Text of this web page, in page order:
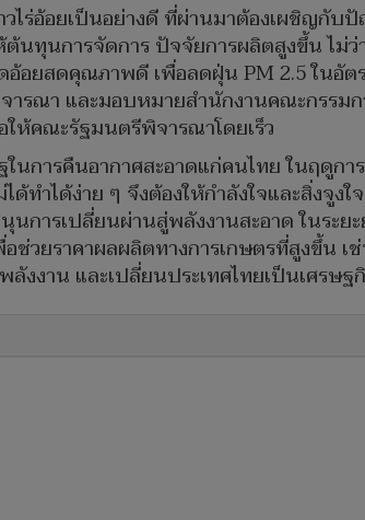
วไร่อ้อยเป็นอย่างดี ที่ผ่านมาต้องเผชิญ
นทุนการจัดการ ปัจจัยการผลิตสูงขึ้น ไม่
อ้อยสดคุณภาพดี เพื่อลดฝุ่น PM 2.5 ในอั
ารณา และมอบหมายสำนักงานคณะกรรม
ห้คณะรัฐมนตรีพิจารณาโดยเร็ว
การคืนอากาศสะอาดแก่คนไทย ในฤดูก
ด้ทำได้ง่าย ๆ จึงต้องให้กำลังใจและสิ่งจู
การเปลี่ยนผ่านสู่พลังงานสะอาด ในระ
ช่วยราคาผลผลิตทางการเกษตรที่สูงขึ้น
งาน และเปลี่ยนประเทศไทยเป็นเศรษฐ